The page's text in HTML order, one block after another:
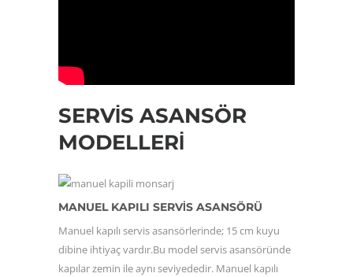
SERVIS ASANSÖR
MODELLERI
MANUEL KAPILI SERVİS ASANSÖRÜ
Manuel kapılı servis asansörlerinde; 15 cm kuyu
dibine ihtiyaç vardır.Bu model servis asansöründe
kapılar zemin ile aynı seviyededir. Manuel kapılı